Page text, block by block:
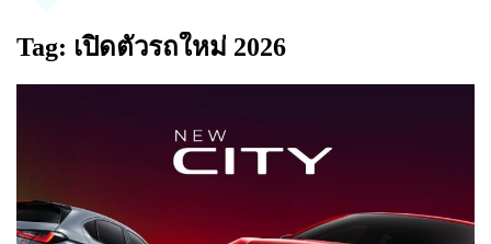
Tag: เปิดตัวรถใหม่ 2026